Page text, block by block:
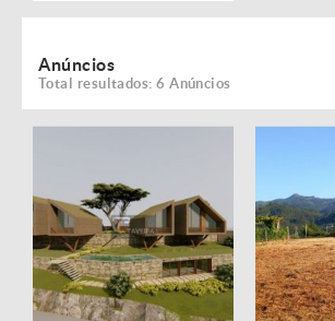
Anúncios
Total resultados: 6 Anúncios